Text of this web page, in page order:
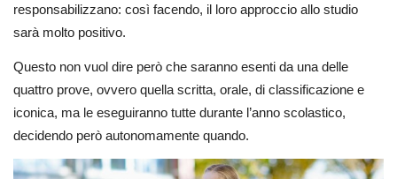
responsabilizzano: così facendo, il loro approccio allo studio
sarà molto positivo.
Questo non vuol dire però che saranno esenti da una delle
quattro prove, ovvero quella scritta, orale, di classificazione e
iconica, ma le eseguiranno tutte durante l’anno scolastico,
decidendo però autonomamente quando.